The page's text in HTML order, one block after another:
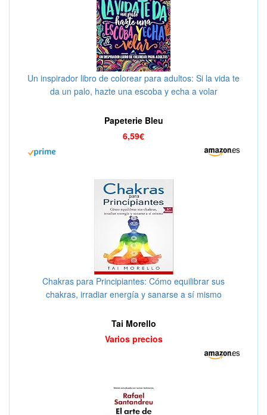
Un inspirador libro de colorear para adultos: Si la vida te
da un palo, hazte una escoba y echa a volar
Papeterie Bleu
6,59€
Chakras para Principiantes: Cómo equilibrar sus
chakras, irradiar energía y sanarse a sí mismo
Tai Morello
Varios precios